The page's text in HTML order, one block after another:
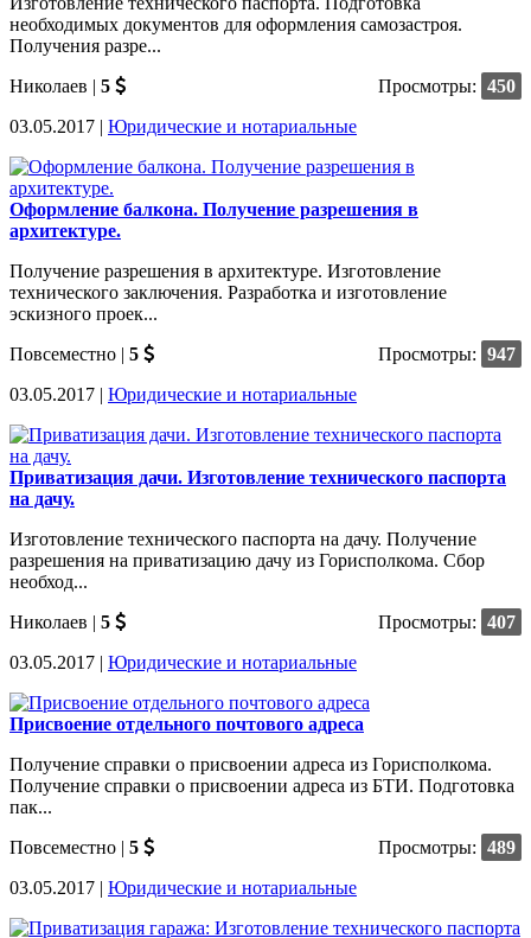
необходимых документов для оформления самозастроя.
Получения разре...
Николаев | 5 Просмотры: 450
03.05.2017 | Юридические и нотариальные
Оформление балкона. Получение разрешения в
архитектуре.
Получение разрешения в архитектуре. Изготовление
технического заключения. Разработка и изготовление
эскизного проек...
Повсеместно | 5 Просмотры: 947
03.05.2017 | Юридические и нотариальные
Приватизация дачи. Изготовление технического паспорта
на дачу.
Изготовление технического паспорта на дачу. Получение
разрешения на приватизацию дачу из Горисполкома. Сбор
необход...
Николаев | 5 Просмотры: 407
03.05.2017 | Юридические и нотариальные
Присвоение отдельного почтового адреса
Получение справки о присвоении адреса из Горисполкома.
Получение справки о присвоении адреса из БТИ. Подготовка
пак...
Повсеместно | 5 Просмотры: 489
03.05.2017 | Юридические и нотариальные